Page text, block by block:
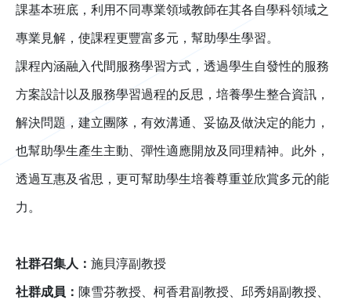
課基本班底，利用不同專業領域教師在其各自學科領域之
專業見解，使課程更豐富多元，幫助學生學習。
課程內涵融入代間服務學習方式，透過學生自發性的服務
方案設計以及服務學習過程的反思，培養學生整合資訊，
解決問題，建立團隊，有效溝通、妥協及做決定的能力，
也幫助學生產生主動、彈性適應開放及同理精神。此外，
透過互惠及省思，更可幫助學生培養尊重並欣賞多元的能
力。
社群召集人： 施貝淳副教授
社群成員： 陳雪芬教授、柯香君副教授、邱秀娟副教授、